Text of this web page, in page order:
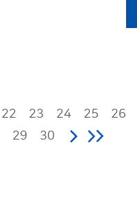
22 23 24 25 26
29
30